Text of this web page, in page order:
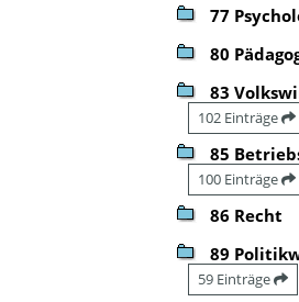
77
80
83
102 Einträge
85
100 Einträge
86 Recht
89
59 Einträge